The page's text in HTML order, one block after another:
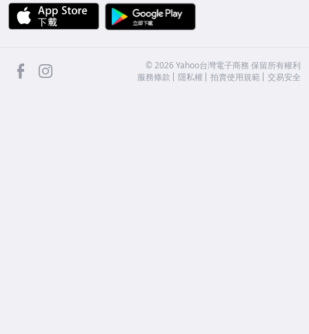
APP Store
facebook ©2026 Yahoo台灣電子商務 保留所有權利
服務條款
隱私權 拍賣使用規範 交易安全